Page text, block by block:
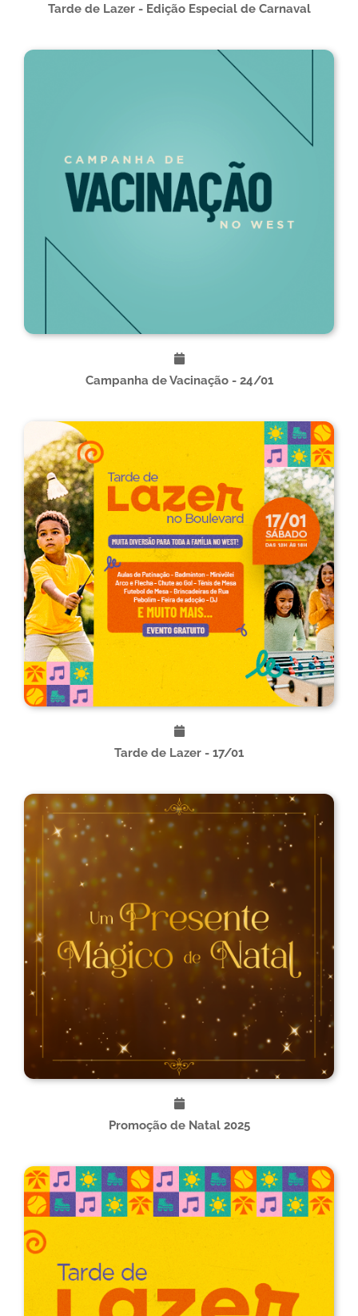
Tarde de Lazer - Edição Especial de Carnaval
Campanha de Vacinação - 24/01
Tarde de Lazer - 17/01
Promoção de Natal 2025